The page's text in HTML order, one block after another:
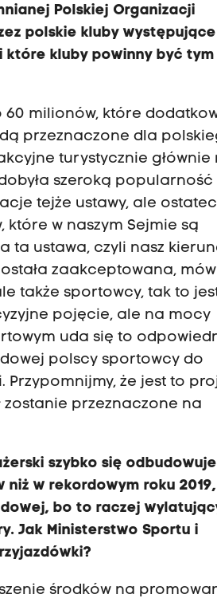
Polskiej Organizacji
polskie kluby
które kluby powinny być tym
60 milionów, które
przeznaczone dla
turystycznie głównie
szeroką popularność
tejże ustawy, ale
które w naszym Sejmie są
ta ustawa, czyli nasz
zaakceptowana,
także sportowcy, tak to
pojęcie, ale na mocy
uda się to
polscy sportowcy do
że jest to
zostanie przeznaczone na
szybko się
niż w rekordowym roku
bo to raczej
Jak Ministerstwo Sportu i
środków na